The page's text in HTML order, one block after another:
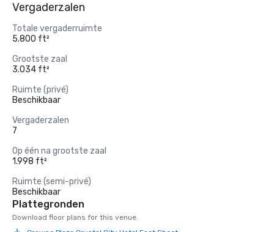
Vergaderzalen
Totale vergaderruimte
5.800 ft²
Grootste zaal
3.034 ft²
Ruimte (privé)
Beschikbaar
Vergaderzalen
7
Op één na grootste zaal
1.998 ft²
Ruimte (semi-privé)
Beschikbaar
Plattegronden
Download floor plans for this venue.